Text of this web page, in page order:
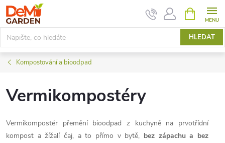
Přejít
na
obsah
HLEDAT
NÁKUPNÍ
KOŠÍK
Kompostování a bioodpad
Vermikompostéry
Vermikompostér přemění bioodpad z kuchyně na prvotřídní
kompost a žížalí čaj, a to přímo v bytě, bez zápachu a bez